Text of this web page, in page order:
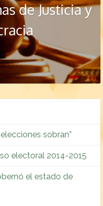
de Justicia y
sobran”
electoral 2014-2015
el estado de